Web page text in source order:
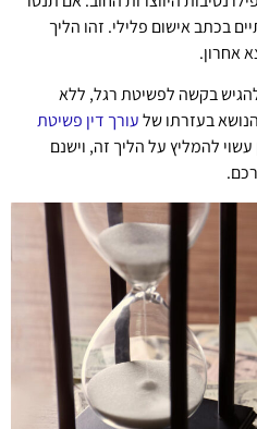
בכתב אישום פלילי. זהו הליך
אחרון.
להגיש בקשה לפשיטת רגל, ללא
בעזרתו שלעורך דין פשיטת
להמליץ על הליך זה, וישנם